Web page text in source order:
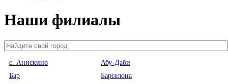
Наши филиалы
c. Анискино
Абу-Даби
Бар
Барселона